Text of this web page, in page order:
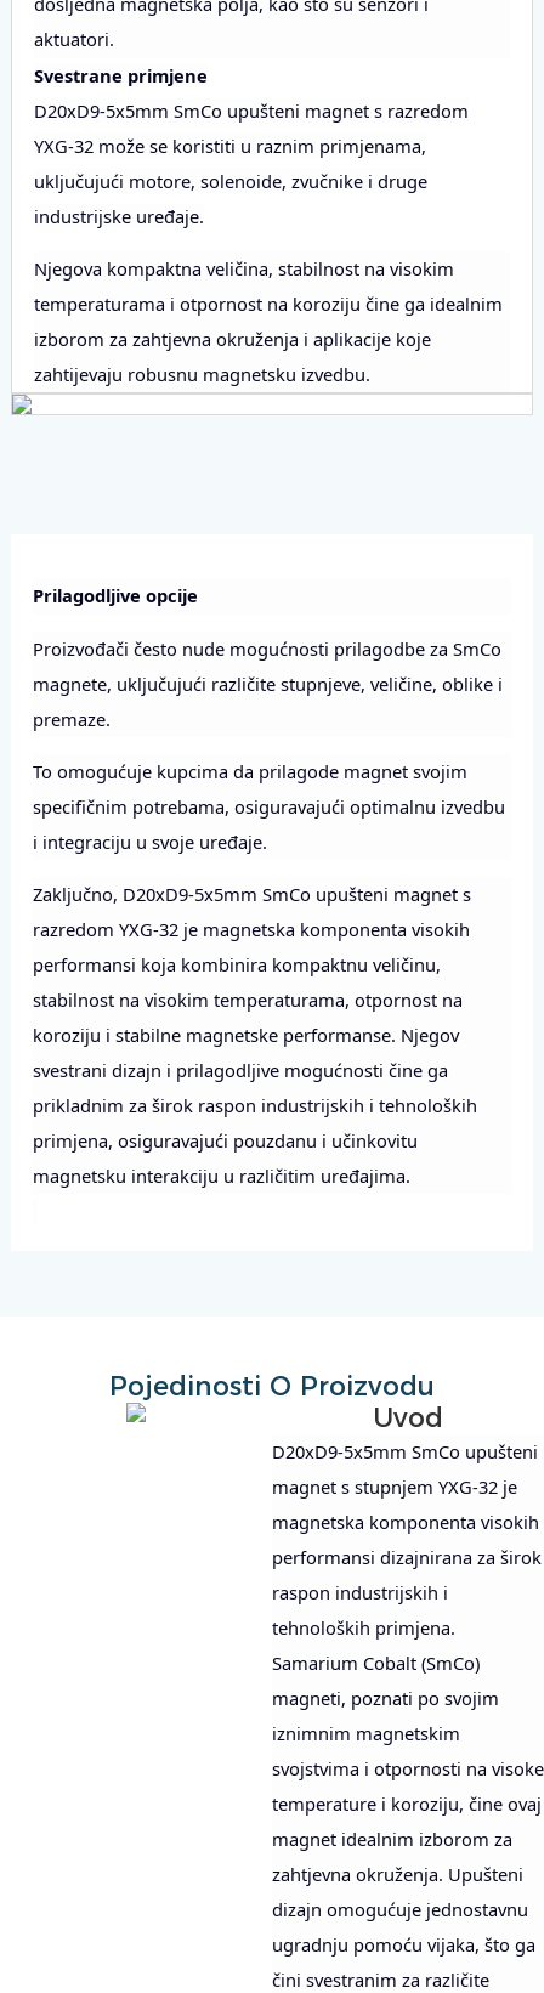
aktuatori.
Svestrane primjene
D20xD9-5x5mm SmCo upušteni magnet s razredom
YXG-32 može se koristiti u raznim primjenama,
uključujući motore, solenoide, zvučnike i druge
industrijske uređaje.
Njegova kompaktna veličina, stabilnost na visokim
temperaturama i otpornost na koroziju čine ga idealnim
izborom za zahtjevna okruženja i aplikacije koje
zahtijevaju robusnu magnetsku izvedbu.
Prilagodljive opcije
Proizvođači često nude mogućnosti prilagodbe za SmCo
magnete, uključujući različite stupnjeve, veličine, oblike i
premaze.
To omogućuje kupcima da prilagode magnet svojim
specifičnim potrebama, osiguravajući optimalnu izvedbu
i integraciju u svoje uređaje.
Zaključno, D20xD9-5x5mm SmCo upušteni magnet s
razredom YXG-32 je magnetska komponenta visokih
performansi koja kombinira kompaktnu veličinu,
stabilnost na visokim temperaturama, otpornost na
koroziju i stabilne magnetske performanse. Njegov
svestrani dizajn i prilagodljive mogućnosti čine ga
prikladnim za širok raspon industrijskih i tehnoloških
primjena, osiguravajući pouzdanu i učinkovitu
magnetsku interakciju u različitim uređajima.
Pojedinosti O Proizvodu
Uvod
D20xD9-5x5mm SmCo upušteni
magnet s stupnjem YXG-32 je
magnetska komponenta visokih
performansi dizajnirana za širok
raspon industrijskih i
tehnoloških primjena.
Samarium Cobalt (SmCo)
magneti, poznati po svojim
iznimnim magnetskim
svojstvima i otpornosti na visoke
temperature i koroziju, čine ovaj
magnet idealnim izborom za
zahtjevna okruženja. Upušteni
dizajn omogućuje jednostavnu
ugradnju pomoću vijaka, što ga
čini svestranim za različite